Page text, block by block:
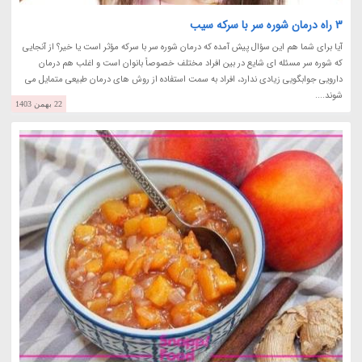
3 راه درمان شوره سر با سرکه سیب
آیا برای شما هم این سؤال پیش آمده که درمان شوره سر با سرکه مؤثر است یا خیر؟ از آنجایی
که شوره سر مسئله ای شایع در بین افراد مختلف خصوصاً بانوان است و اغلب هم درمان
دارویی جوابگویی زیادی ندارد، افراد به سمت استفاده از روش های درمان طبیعی متمایل می
شوند....
22 بهمن 1403